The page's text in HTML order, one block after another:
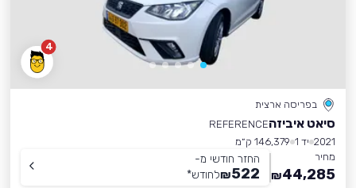
4
בפריסה ארצית
סיאט איביזהREFERENCE
2021 יד 1
146,379 ק״מ
מחיר
44,285
₪
החזר חודשי מ-
522
₪לחודש*